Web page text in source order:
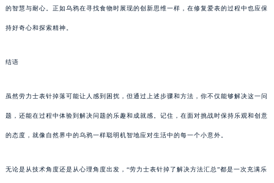
的智慧与耐心。正如乌鸦在寻找食物时展现的创新思维一样，在修复爱表的过程中也应保
持好奇心和探索精神。
结语
虽然劳力士表针掉落可能让人感到困扰，但通过上述步骤和方法，你不仅能够解决这一问
题，还能在过程中体验到解决问题的乐趣和成就感。记住，在面对挑战时保持乐观和创意
的态度，就像自然界中的乌鸦一样聪明机智地应对生活中的每一个小意外。
无论是从技术角度还是从心理角度出发，“劳力士表针掉了解决方法汇总”都是一次充满乐